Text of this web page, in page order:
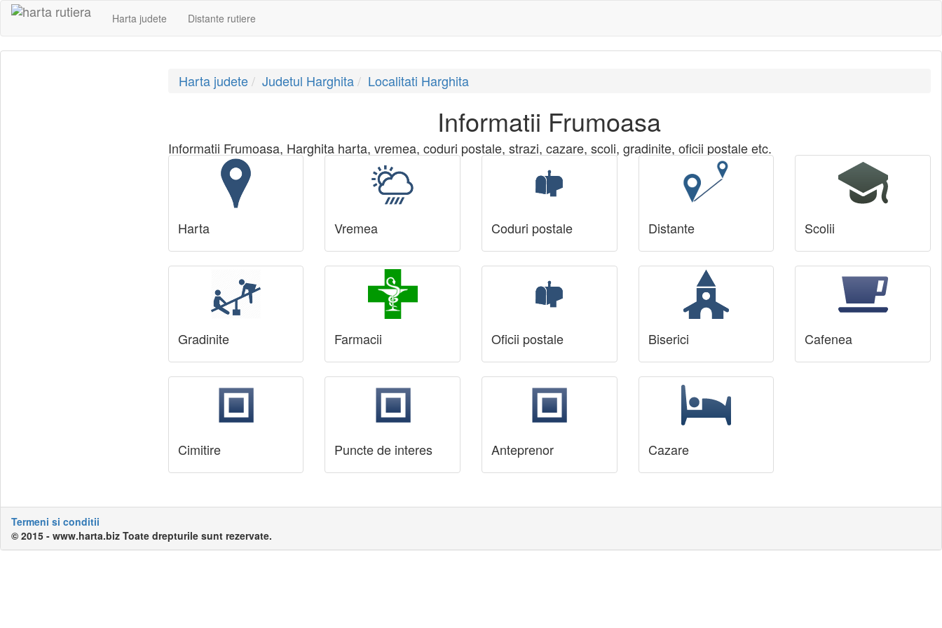
Harta judete Distante rutiere
Harta judete Judetul Harghita Localitati Harghita
Informatii Frumoasa
Informatii Frumoasa, Harghita harta, vremea, coduri postale, strazi, cazare, scoli, gradinite, oficii postale etc.
Harta Vremea Coduri postale Distante Scolii
Gradinite Farmacii Oficii postale Biserici Cafenea
Cimitire Puncte de interes Anteprenor Cazare
Termeni si conditii
© 2015 - www.harta.biz Toate drepturile sunt rezervate.